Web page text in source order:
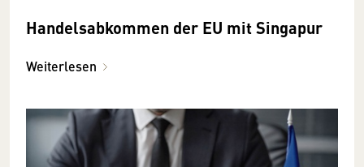
Handelsabkommen der EU mit Singapur
Weiterlesen